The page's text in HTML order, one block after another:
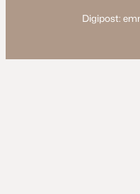
Digipost: